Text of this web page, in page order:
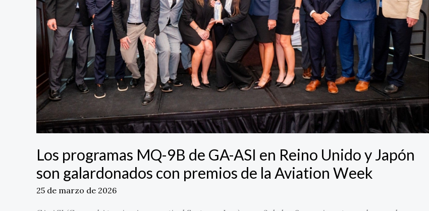
Los programas MQ-9B de GA-ASI en Reino Unido y Japón
son galardonados con premios de la Aviation Week
25 de marzo de 2026
y
Japón
son
galardonados
con
premios
de
la
Aviation
Week